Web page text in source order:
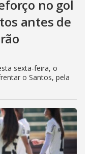
no gol
antes de
sexta-feira, o
o Santos, pela